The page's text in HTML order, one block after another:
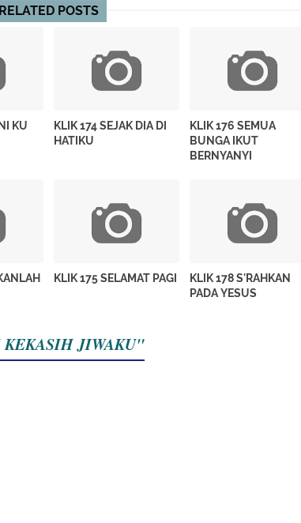
RELATED POSTS
KU
KLIK 174 SEJAK DIA DI
HATIKU
KLIK 176 SEMUA
BUNGA IKUT
BERNYANYI
KLIK 175 SELAMAT PAGI
KLIK 178 S'RAHKAN
PADA YESUS
KEKASIH JIWAKU"